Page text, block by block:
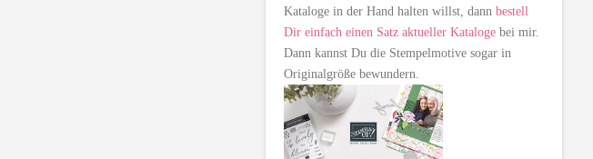
Kataloge in der Hand halten willst, dannbestell
Dir einfach einen Satz aktueller Kataloge bei mir.
Dann kannst Du die Stempelmotive sogar in
Originalgröße bewundern.